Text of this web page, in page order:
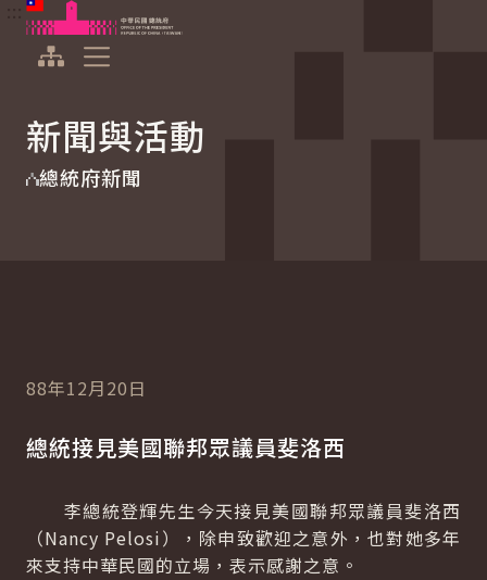
跳到主要內容
中華民國總統府
新聞與活動
總統府新聞
88年12月20日
總統接見美國聯邦眾議員斐洛西
李總統登輝先生今天接見美國聯邦眾議員斐洛西
（Nancy Pelosi），除申致歡迎之意外，也對她多年
來支持中華民國的立場，表示感謝之意。